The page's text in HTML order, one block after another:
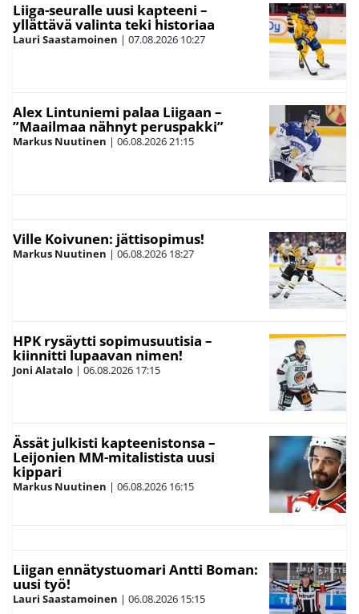
Liiga-seuralle uusi kapteeni –
yllättävä valinta teki historiaa
Lauri Saastamoinen | 07.08.2026 10:27
Alex Lintuniemi palaa Liigaan –
”Maailmaa nähnyt peruspakki”
Markus Nuutinen | 06.08.202621:15
Ville Koivunen: jättisopimus!
Markus Nuutinen | 06.08.2026 18:27
HPK rysäytti sopimusuutisia –
kiinnitti lupaavan nimen!
Joni Alatalo | 06.08.2026 17:15
Ässät julkisti kapteenistonsa –
Leijonien MM-mitalistista uusi
kippari
Markus Nuutinen | 06.08.2026 16:15
Liigan ennätystuomari Antti Boman:
uusi työ!
Lauri Saastamoinen | 06.08.2026 15:15